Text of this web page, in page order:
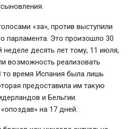
«за», против выступили
парламента. Это произошло 30
неделе десять лет тому, 11 июля,
возможность реализовать
то время Испания была лишь
предоставила им такую
и Бельгии.
на 17 дней.